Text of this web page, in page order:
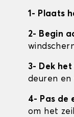
1- Plaats
2- Begin
3- Dek
deuren en
4- Pas de
om het